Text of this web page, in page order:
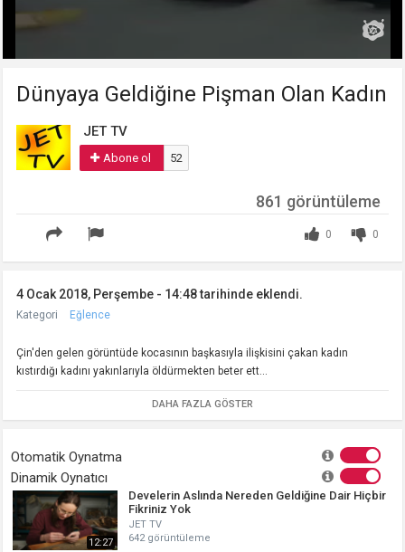
Dünyaya Geldiğine Pişman Olan Kadın
JET TV
Abone ol 52
0
0
861 görüntüleme
4 Ocak 2018, Perşembe - 14:48 tarihinde eklendi.
Kategori Eğlence
Çin'den gelen görüntüde kocasının başkasıyla ilişkisini çakan kadın
kıstırdığı kadını yakınlarıyla öldürmekten beter ett...
DAHA FAZLA GÖSTER
Otomatik Oynatma
Dinamik Oynatıcı
12:27
Develerin Aslında Nereden Geldiğine Dair Hiçbir
Fikriniz Yok
JET TV
642 görüntüleme